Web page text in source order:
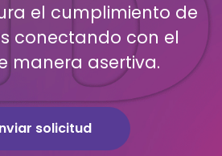
el cumplimiento de
conectando con el
manera asertiva.
solicitud